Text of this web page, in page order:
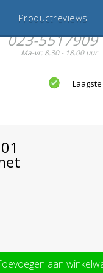
Hulp nodig?
023-5517909
Ma-vr: 8.30 - 18.00 uur
Productreviews
aan